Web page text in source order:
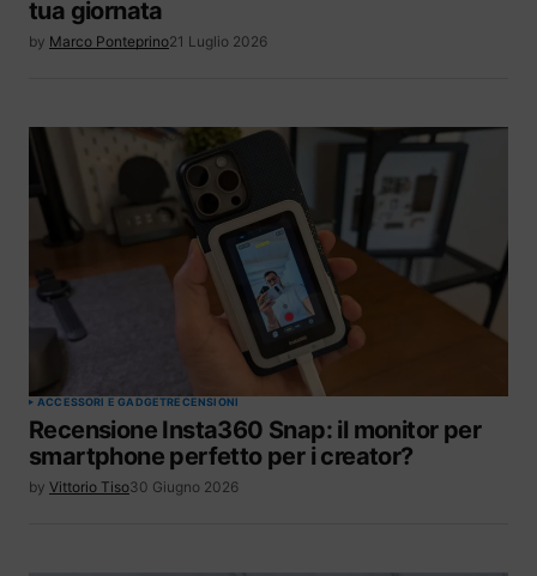
tua giornata
by Marco Ponteprino21 Luglio 2026
ACCESSORI E GADGETRECENSIONI
Recensione Insta360 Snap: il monitor per
smartphone perfetto per i creator?
by Vittorio Tiso30 Giugno 2026